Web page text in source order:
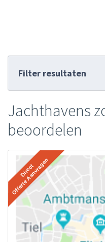
Filter resultaten
Jachthavens
beoordelen